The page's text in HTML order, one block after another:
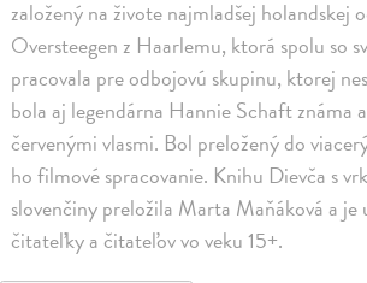
založený na živote najmladšej holandskej
Oversteegen z Haarlemu, ktorá spolu so
pracovala pre odbojovú skupinu, ktorej
bola aj legendárna Hannie Schaft známa
červenými vlasmi. Bol preložený do
ho filmové spracovanie. Knihu Dievča s
slovenčiny preložila Marta Maňáková a je
čitateľky a čitateľov vo veku 15+.